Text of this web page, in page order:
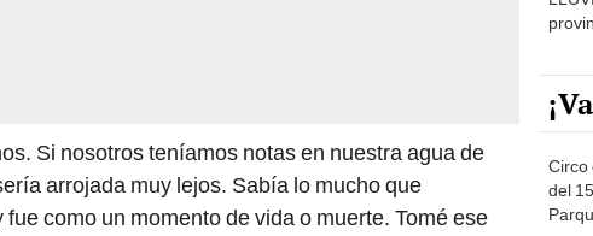
Si nosotros teníamos notas en nuestra agua de
arrojada muy lejos. Sabía lo mucho que
como un momento de vida o muerte. Tomé ese
Circo
del